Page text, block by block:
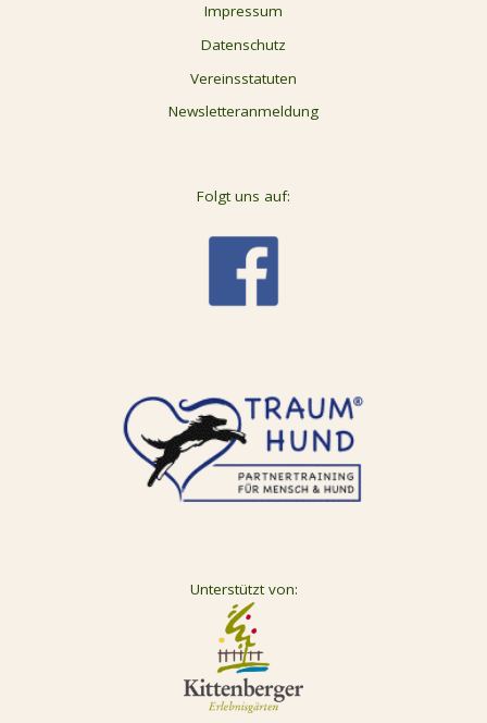
Impressum
Datenschutz
Vereinsstatuten
Newsletteranmeldung
Folgt uns auf:
Unterstützt von: